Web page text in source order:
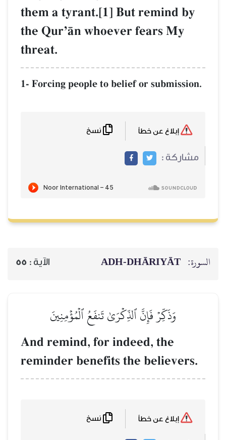
them a tyrant.[1] But remind by
the QurÕŒn whoever fears My
threat.
1- Forcing people to belief or submission.
مشاركة :
السورة: ADH-DHĀRIYĀT الآية : 55
وَذَكِّرۡ فَإِنَّ ٱلذِّكۡرَىٰ تَنفَعُ ٱلۡمُؤۡمِنِينَ
And remind, for indeed, the
reminder benefits the believers.